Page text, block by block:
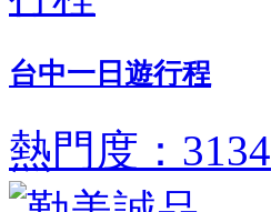
台中一日遊行程
熱門度：3134